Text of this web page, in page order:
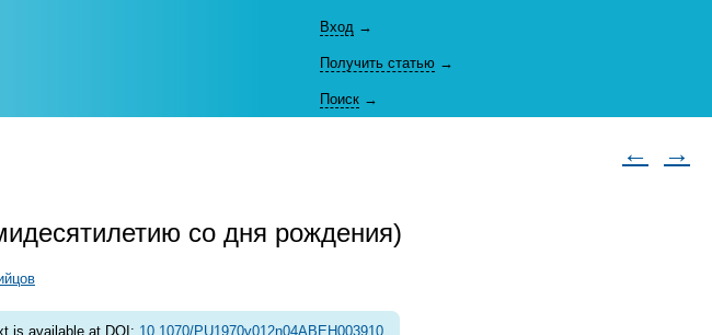
Вход →
Получить статью →
Поиск →
← →
со дня рождения)
is available at DOI: 10.1070/PU1970v012n04ABEH003910